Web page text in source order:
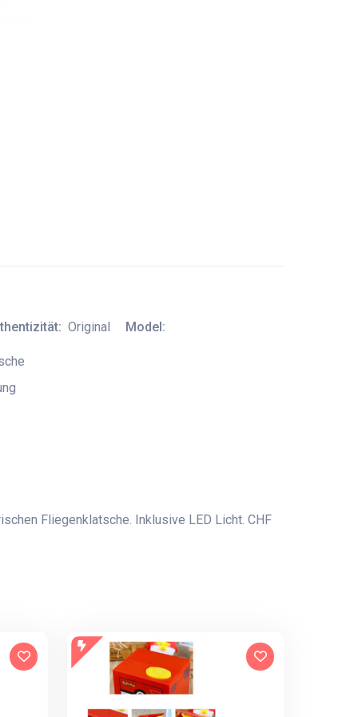
Original Model:
Fliegenklatsche. Inklusive LED Licht. CHF